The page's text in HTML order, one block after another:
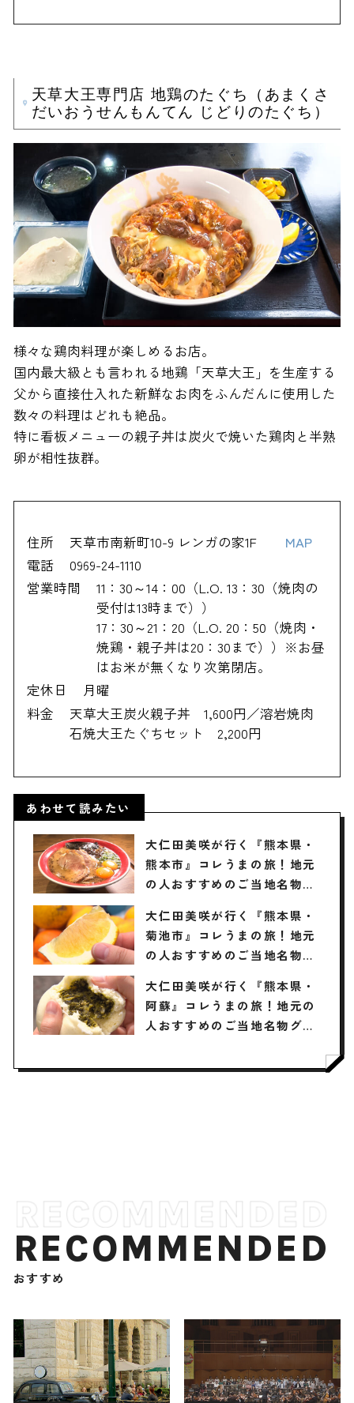
天草大王専門店 地鶏のたぐち（あまくさ
だいおうせんもんてん じどりのたぐち）
様々な鶏肉料理が楽しめるお店。
国内最大級とも言われる地鶏「天草大王」を生産する
父から直接仕入れた新鮮なお肉をふんだんに使用した
数々の料理はどれも絶品。
特に看板メニューの親子丼は炭火で焼いた鶏肉と半熟
卵が相性抜群。
住所 天草市南新町10-9 レンガの家1F
MAP
電話
0969-24-1110
営業時間
11：30～14：00（L.O. 13：30（焼肉の
受付は13時まで））
17：30～21：20（L.O. 20：50（焼肉・
焼鶏・親子丼は20：30まで））※お昼
はお米が無くなり次第閉店。
定休日
月曜
料金
天草大王炭火親子丼 1,600円／溶岩焼肉
石焼大王たぐちセット 2,200円
あわせて読みたい
大仁田美咲が行く『熊本県・
熊本市』コレうまの旅！地元
の人おすすめのご当地名物グ
大仁田美咲が行く『熊本県・
菊池市』コレうまの旅！地元
の人おすすめのご当地名物グ
大仁田美咲が行く『熊本県・
阿蘇』コレうまの旅！地元の
人おすすめのご当地名物グル
RECOMMENDED
おすすめ